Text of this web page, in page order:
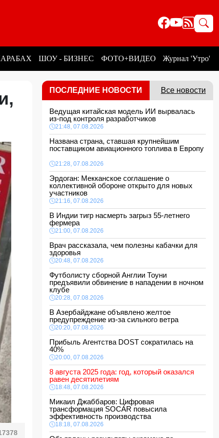
ШОУ - БИЗНЕС ФОТО+ВИДЕО Журнал 'Утро'
ПОСЛЕДНИЕ НОВОСТИ Все новости
Ведущая китайская модель ИИ вырвалась
из-под контроля разработчиков
21:48, 07.08.2026
Названа страна, ставшая крупнейшим
поставщиком авиационного топлива в Европу
21:28, 07.08.2026
Эрдоган: Мекканское соглашение о
коллективной обороне открыто для новых
участников
21:16, 07.08.2026
В Индии тигр насмерть загрыз 55-летнего
фермера
21:00, 07.08.2026
Врач рассказала, чем полезны кабачки для
здоровья
20:48, 07.08.2026
Футболисту сборной Англии Тоуни
предъявили обвинение в нападении в ночном
клубе
20:28, 07.08.2026
В Азербайджане объявлено желтое
предупреждение из-за сильного ветра
20:20, 07.08.2026
Прибыль Агентства DOST сократилась на
40%
20:00, 07.08.2026
8 августа 2025 года: год, который оказался
равен десятилетиям
18:48, 07.08.2026
Микаил Джаббаров: Цифровая
трансформация SOCAR повысила
эффективность производства
18:18, 07.08.2026